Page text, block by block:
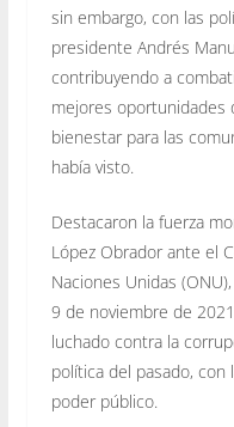
sin embargo, con las
presidente Andrés
contribuyendo a
mejores oportunidades
bienestar para las
había visto.
Destacaron la fuerza
López Obrador ante el
Naciones Unidas
9 de noviembre de
luchado contra la
política del pasado, con
poder público.